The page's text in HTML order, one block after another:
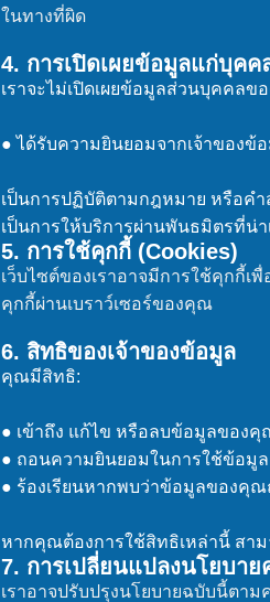
ในทางที่ผิด
4. การเปิดเผยข้อมูลแก่บุคค
เราจะไม่เปิดเผยข้อมูลส่วนบุคคล
● ได้รับความยินยอมจากเจ้าของข้
เป็นการปฏิบัติตามกฎหมาย หรือคำ
เป็นการให้บริการผ่านพันธมิตรที่น่
5. การใช้คุกกี้ (Cookies)
เว็บไซต์ของเราอาจมีการใช้คุกกี้
คุกกี้ผ่านเบราว์เซอร์ของคุณ
6. สิทธิของเจ้าของข้อมูล
คุณมีสิทธิ:
● เข้าถึง แก้ไข หรือลบข้อมูลของคุ
● ถอนความยินยอมในการใช้ข้อมูล
● ร้องเรียนหากพบว่าข้อมูลของคุ
หากคุณต้องการใช้สิทธิเหล่านี้ สาม
7. การเปลี่ยนแปลงนโยบาย
เราอาจปรับปรุงนโยบายฉบับนี้ตา